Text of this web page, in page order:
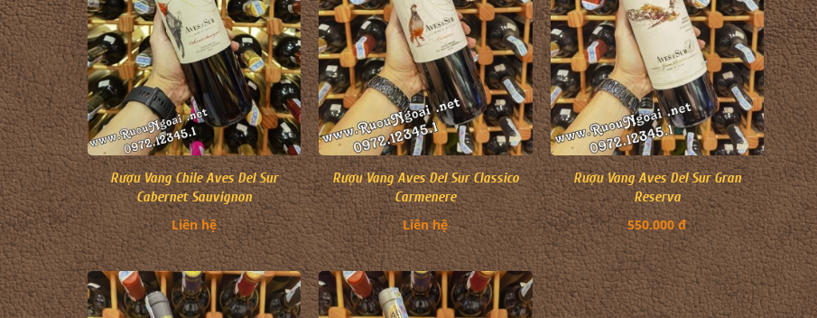
Rượu Vang Chile Aves Del Sur
Cabernet Sauvignon
Liên hệ
Rượu Vang Aves Del Sur Classico
Carmenere
Liên hệ
Rượu Vang Aves Del Sur Gran
Reserva
550.000 đ